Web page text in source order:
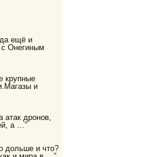
да ещё и
с Онегиным
крупные
и
атак дронов,
а …”
дольше и что?